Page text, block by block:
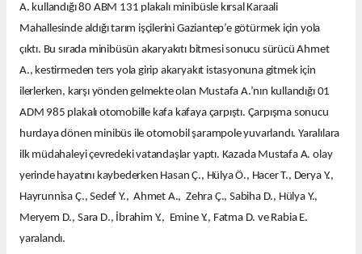
A. kullandığı 80 ABM 131 plakalı minibüsle kırsal Karaali
Mahallesinde aldığı tarım işçilerini Gaziantep’e götürmek için yola
çıktı. Bu sırada minibüsün akaryakıtı bitmesi sonucu sürücü Ahmet
A., kestirmeden ters yola girip akaryakıt istasyonuna gitmek için
ilerlerken, karşı yönden gelmekte olan Mustafa A.’nın kullandığı 01
ADM 985 plakalı otomobille kafa kafaya çarpıştı. Çarpışma sonucu
hurdaya dönen minibüs ile otomobil şarampole yuvarlandı. Yaralılara
ilk müdahaleyi çevredeki vatandaşlar yaptı. Kazada Mustafa A. olay
yerinde hayatını kaybederken Hasan Ç., Hülya Ö., Hacer T., Derya Y.,
Hayrunnisa Ç., Sedef Y., Ahmet A., Zehra Ç., Sabiha D., Hülya Y.,
Meryem D., Sara D., İbrahim Y., Emine Y., Fatma D. ve Rabia E.
yaralandı.